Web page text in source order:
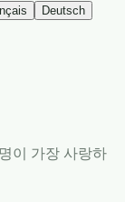
Deutsch
이 가장 사랑하